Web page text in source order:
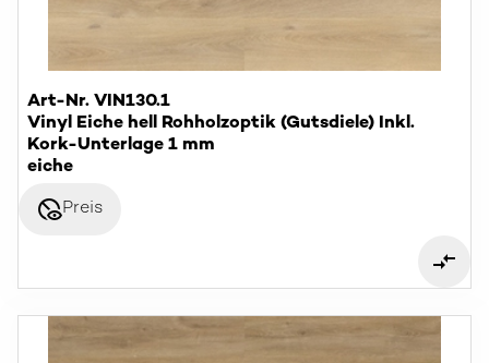
Art-Nr. VIN130.1
Vinyl Eiche hell Rohholzoptik (Gutsdiele) Inkl.
Kork-Unterlage 1 mm
eiche
disabled_visiblePreis